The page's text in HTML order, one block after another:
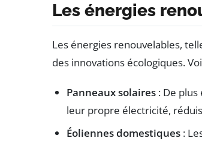
Les énergies
Les énergies renouvelables,
des innovations écologiques.
Panneaux solaires : De
leur propre électricité,
Éoliennes domestiques :